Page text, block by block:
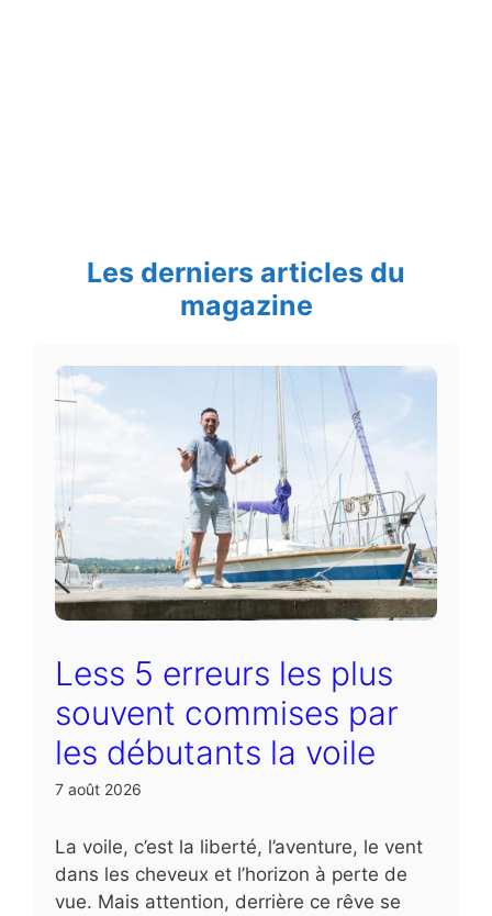
Les derniers articles du
magazine
Less 5 erreurs les plus
souvent commises par
les débutants la voile
7 août 2026
La voile, c’est la liberté, l’aventure, le vent
dans les cheveux et l’horizon à perte de
vue. Mais attention, derrière ce rêve se